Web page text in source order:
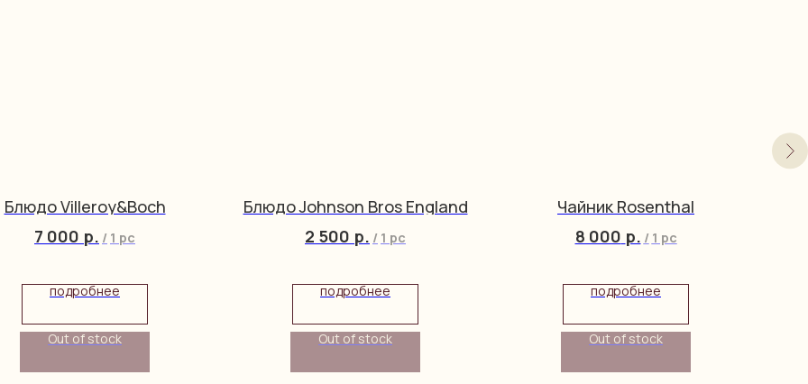
Блюдо Villeroy&Boch
7 000 р. / 1 pc
подробнее
Out of stock
Блюдо Johnson Bros England
2 500 р. / 1 pc
подробнее
Out of stock
Чайник Rosenthal
8 000 р. / 1 pc
подробнее
Out of stock